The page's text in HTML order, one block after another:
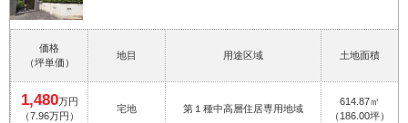
価格
（坪単価）
地目 用途区域 土地面積
1,480万円
（7.96万円）
宅地 第１種中高層住居専用地域
614.87㎡
（186.00坪）